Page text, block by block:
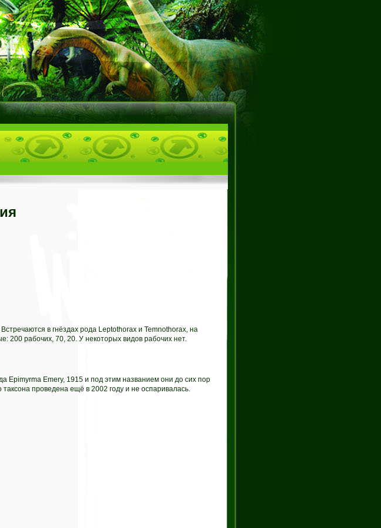
в гнёздах рода Leptothorax и Temnothorax, на
200 рабочих, 70, 20. У некоторых видов рабочих нет.
Epimyrma Emery, 1915 и под этим названием они до сих пор
проведена ещё в 2002 году и не оспаривалась.